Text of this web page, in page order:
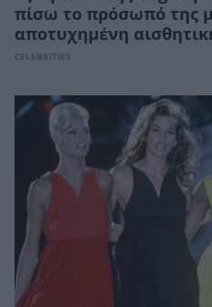
πίσω το πρόσωπό της
αποτυχημένη
CELEBRITIES